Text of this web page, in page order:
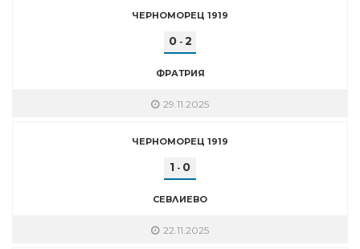
ЧЕРНОМОРЕЦ 1919
0- 2
ФРАТРИЯ
29.11.2025
ЧЕРНОМОРЕЦ 1919
1 - 0
СЕВЛИЕВО
22.11.2025